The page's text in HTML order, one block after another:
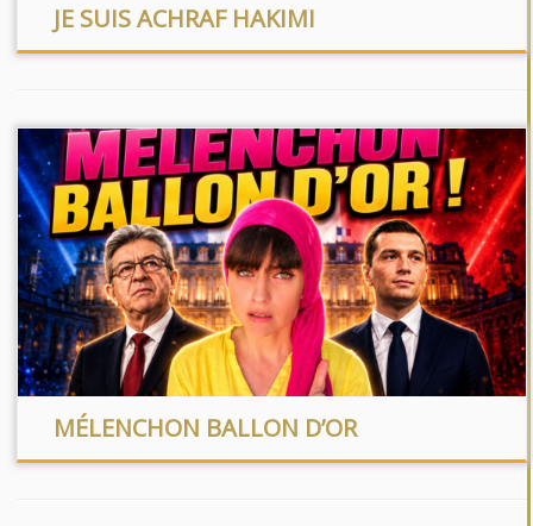
JE SUIS ACHRAF HAKIMI
MÉLENCHON BALLON D’OR